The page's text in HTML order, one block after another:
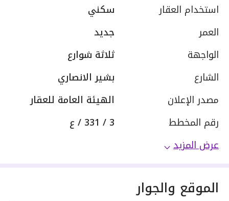
استخدام العقار
سكني
العمر
جديد
الواجهة
ثلاثة شوارع
الشارع
بشير الانصاري
مصدر الإعلان
الهيئة العامة للعقار
رقم المخطط
3 / 331 / ع
عرض المزيد
الموقع والجوار